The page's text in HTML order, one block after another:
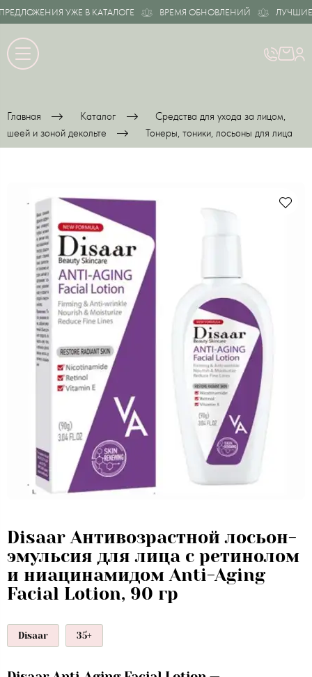
УЖЕ В КАТАЛОГЕ ВРЕМЯ ОБНОВЛЕНИЙ ЛУЧШИЕ
Главная Каталог
Средства для ухода за лицом,
шеей и зоной декольте
Тонеры, тоники, лосьоны для лица
Disaar Антивозрастной лосьон-
эмульсия для лица с ретинолом
и ниацинамидом Anti-Aging
Facial Lotion, 90 гр
Disaar 35+